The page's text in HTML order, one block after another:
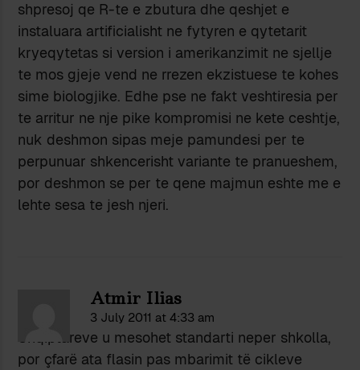
shpresoj qe R-te e zbutura dhe qeshjet e
instaluara artificialisht ne fytyren e qytetarit
kryeqytetas si version i amerikanzimit ne sjellje
te mos gjeje vend ne rrezen ekzistuese te kohes
sime biologjike. Edhe pse ne fakt veshtiresia per
te arritur ne nje pike kompromisi ne kete ceshtje,
nuk deshmon sipas meje pamundesi per te
perpunuar shkencerisht variante te pranueshem,
por deshmon se per te qene majmun eshte me e
lehte sesa te jesh njeri.
Atmir Ilias
3 July 2011 at 4:33 am
Shqiptareve u mesohet standarti neper shkolla,
por çfarë ata flasin pas mbarimit të cikleve